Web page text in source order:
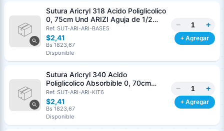
Sutura Aricryl 318 Acido Poliglicolico
0, 75cm Und ARIZI Aguja de 1/2
Punta Cónica 26mm
Ref. SUT-ARI-ARI-BASE5
$2,41
Bs 1823,67
Disponible
− +
+ Agregar
Sutura Aricryl 340 Acido
Poliglicolico Absorbible 0, 70cm
Caja de 12 Unds ARIZI Aguja de 1/2
Punta Cónica 36mm
Ref. SUT-ARI-ARI-KIT6
$2,41
Bs 1823,67
Disponible
− +
+ Agregar
Generar cotización
Completá los datos para emitir el PDF
Nombre o razón social
Cédula o RIF*
Teléfono (opcional)
Clave